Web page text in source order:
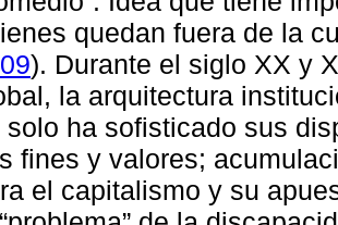
quedan fuera de la
). Durante el siglo XX y
la arquitectura
solo ha sofisticado sus
fines y valores;
el capitalismo y su